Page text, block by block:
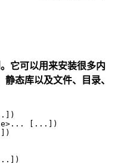
它可以用来安装很多内
态库以及文件、目录、
[...])